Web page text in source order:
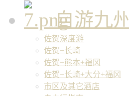
自游九州
佐贺深度游
佐贺+长崎
佐贺+熊本+福冈
佐贺+长崎+大分+福冈
市区及其它酒店